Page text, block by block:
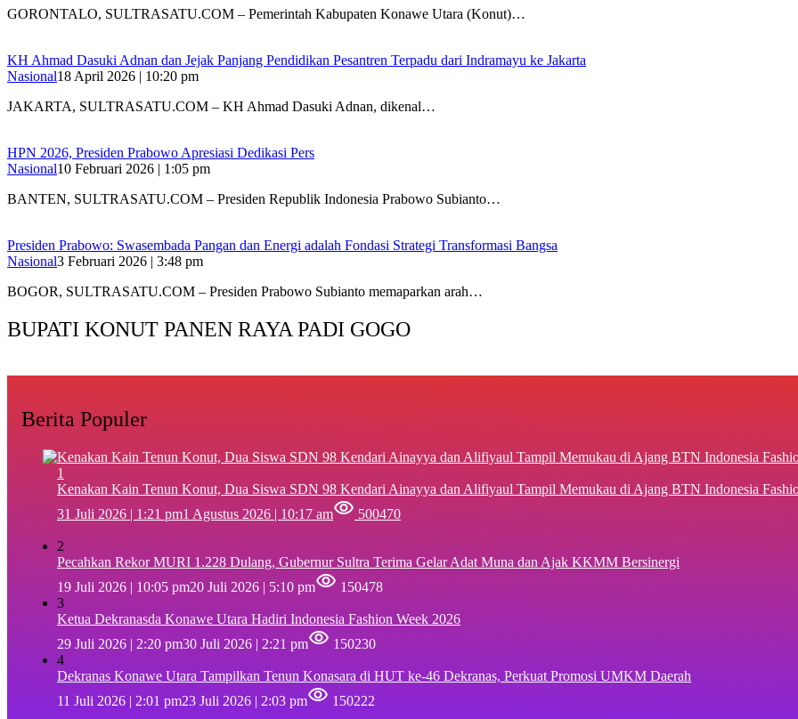
GORONTALO, SULTRASATU.COM – Pemerintah Kabupaten Konawe Utara (Konut)…
KH Ahmad Dasuki Adnan dan Jejak Panjang Pendidikan Pesantren Terpadu dari Indramayu ke Jakarta
Nasional18 April 2026 | 10:20 pm
JAKARTA, SULTRASATU.COM – KH Ahmad Dasuki Adnan, dikenal…
HPN 2026, Presiden Prabowo Apresiasi Dedikasi Pers
Nasional10 Februari 2026 | 1:05 pm
BANTEN, SULTRASATU.COM – Presiden Republik Indonesia Prabowo Subianto…
Presiden Prabowo: Swasembada Pangan dan Energi adalah Fondasi Strategi Transformasi Bangsa
Nasional3 Februari 2026 | 3:48 pm
BOGOR, SULTRASATU.COM – Presiden Prabowo Subianto memaparkan arah…
BUPATI KONUT PANEN RAYA PADI GOGO
Berita Populer
1
‎Kenakan Kain Tenun Konut, Dua Siswa SDN 98 Kendari Ainayya dan Alifiyaul Tampil Memukau di Ajang BTN Indonesia
31 Juli 2026 | 1:21 pm1 Agustus 2026 | 10:17 am 500470
2
Pecahkan Rekor MURI 1.228 Dulang, Gubernur Sultra Terima Gelar Adat Muna dan Ajak KKMM Bersinergi
19 Juli 2026 | 10:05 pm20 Juli 2026 | 5:10 pm
150478
3
Ketua Dekranasda Konawe Utara Hadiri Indonesia Fashion Week 2026
29 Juli 2026 | 2:20 pm30 Juli 2026 | 2:21 pm
150230
4
Dekranas Konawe Utara Tampilkan Tenun Konasara di HUT ke-46 Dekranas, Perkuat Promosi UMKM Daerah
11 Juli 2026 | 2:01 pm23 Juli 2026 | 2:03 pm 150222